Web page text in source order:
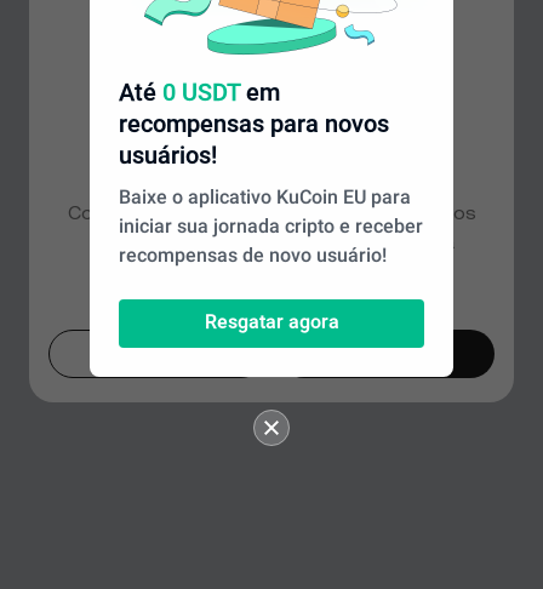
Até 0 USDT em
recompensas para novos
usuários!
Baixe o aplicativo KuCoin EU para
iniciar sua jornada cripto e receber
recompensas de novo usuário!
Resgatar agora
Parece que você está em uma
região diferente
Com base na sua localização, recomendamos
que você acesse o site
Global para ter a
melhor experiência. Deseja continuar?
Agora não Mudar agora